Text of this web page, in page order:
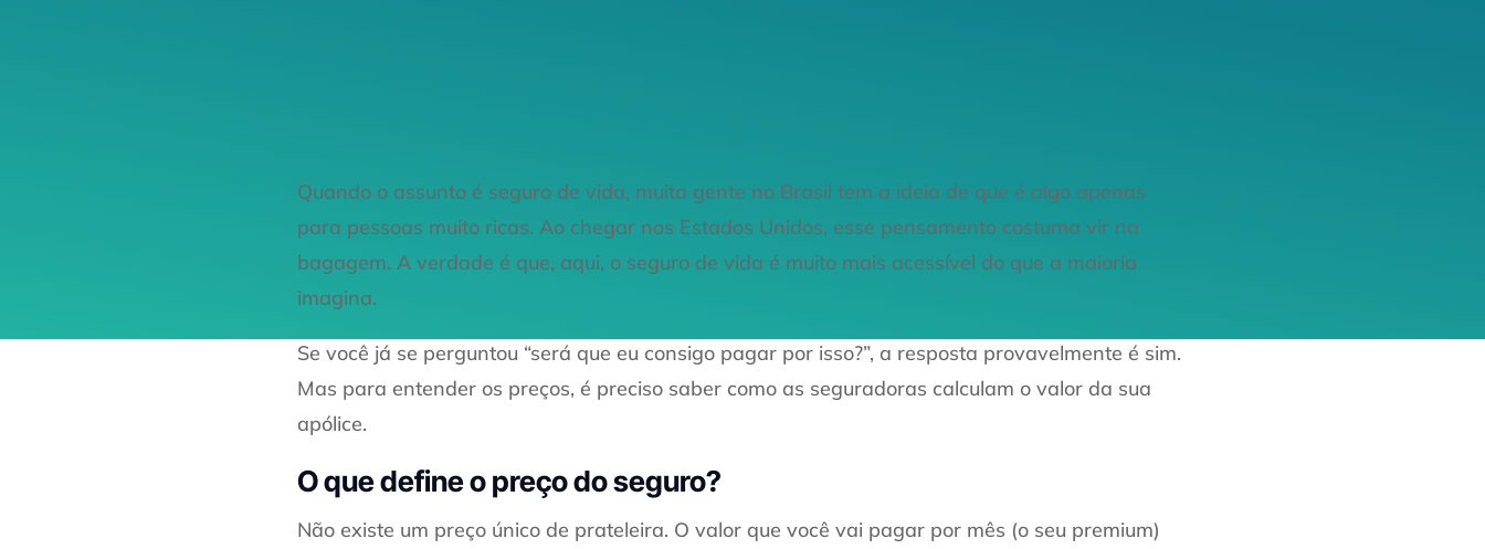
Quando o assunto é seguro de vida, muita gente no Brasil tem a ideia de que é algo apenas
para pessoas muito ricas. Ao chegar nos Estados Unidos, esse pensamento costuma vir na
bagagem. A verdade é que, aqui, o seguro de vida é muito mais acessível do que a maioria
imagina.
Se você já se perguntou “será que eu consigo pagar por isso?”, a resposta provavelmente é sim.
Mas para entender os preços, é preciso saber como as seguradoras calculam o valor da sua
apólice.
O que define o preço do seguro?
Não existe um preço único de prateleira. O valor que você vai pagar por mês (o seu premium)